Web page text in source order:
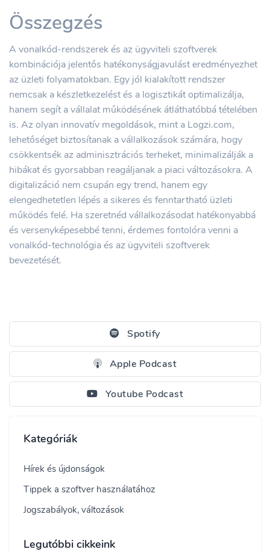
Összegzés
A vonalkód-rendszerek és az ügyviteli szoftverek
kombinációja jelentős hatékonyságjavulást eredményezhet
az üzleti folyamatokban. Egy jól kialakított rendszer
nemcsak a készletkezelést és a logisztikát optimalizálja,
hanem segít a vállalat működésének átláthatóbbá tételében
is. Az olyan innovatív megoldások, mint a Logzi.com,
lehetőséget biztosítanak a vállalkozások számára, hogy
csökkentsék az adminisztrációs terheket, minimalizálják a
hibákat és gyorsabban reagáljanak a piaci változásokra. A
digitalizáció nem csupán egy trend, hanem egy
elengedhetetlen lépés a sikeres és fenntartható üzleti
működés felé. Ha szeretnéd vállalkozásodat hatékonyabbá
és versenyképesebbé tenni, érdemes fontolóra venni a
vonalkód-technológia és az ügyviteli szoftverek
bevezetését.
Spotify
Apple Podcast
Youtube Podcast
Kategóriák
Hírek és újdonságok
Tippek a szoftver használatához
Jogszabályok, változások
Legutóbbi cikkeink